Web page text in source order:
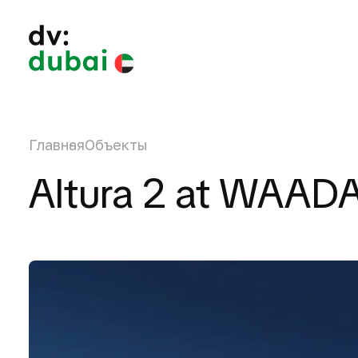
ГлавнаяОбъекты
Altura 2 at